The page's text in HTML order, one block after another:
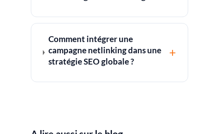
Comment intégrer une
campagne netlinking dans une
stratégie SEO globale ?
+